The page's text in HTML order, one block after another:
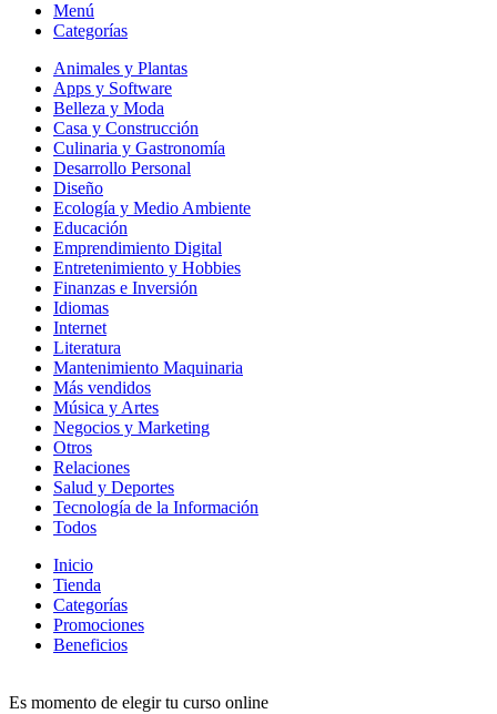
Menú
Categorías
Animales y Plantas
Apps y Software
Belleza y Moda
Casa y Construcción
Culinaria y Gastronomía
Desarrollo Personal
Diseño
Ecología y Medio Ambiente
Educación
Emprendimiento Digital
Entretenimiento y Hobbies
Finanzas e Inversión
Idiomas
Internet
Literatura
Mantenimiento Maquinaria
Más vendidos
Música y Artes
Negocios y Marketing
Otros
Relaciones
Salud y Deportes
Tecnología de la Información
Todos
Inicio
Tienda
Categorías
Promociones
Beneficios
Es momento de elegir tu curso online